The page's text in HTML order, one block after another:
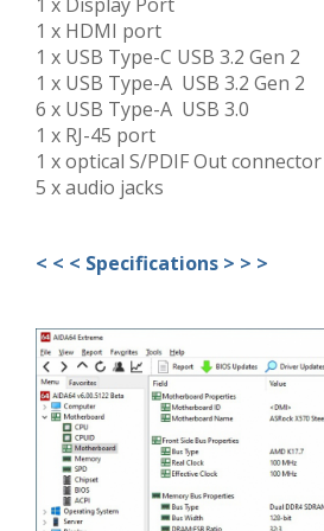
1 x HDMI port
1 x USB Type-C USB 3.2 Gen 2
1 x USB Type-A USB 3.2 Gen 2
6 x USB Type-A USB 3.0
1 x RJ-45 port
1 x optical S/PDIF Out connector
5 x audio jacks
< < < Specifications > > >